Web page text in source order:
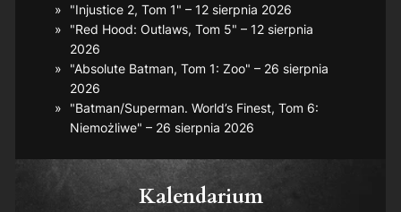
"Injustice 2, Tom 1" – 12 sierpnia 2026
"Red Hood: Outlaws, Tom 5" – 12 sierpnia
2026
"Absolute Batman, Tom 1: Zoo" – 26 sierpnia
2026
"Batman/Superman. World’s Finest, Tom 6:
Niemożliwe" – 26 sierpnia 2026
Kalendarium